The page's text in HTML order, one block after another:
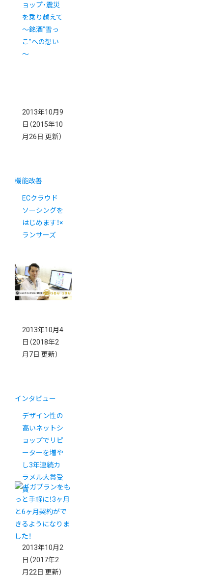
ョップ・震災
を乗り越えて
～銘酒”雪っ
こ”への想い
～
2013年10月9
日 （2015年10
月26日 更新）
機能改善
ECクラウド
ソーシングを
はじめます！×
ランサーズ
2013年10月4
日 （2018年2
月7日 更新）
インタビュー
デザイン性の
高いネットシ
ョップでリピ
ーターを増や
し3年連続カ
ラメル大賞受
賞
2013年10月2
日 （2017年2
月22日 更新）